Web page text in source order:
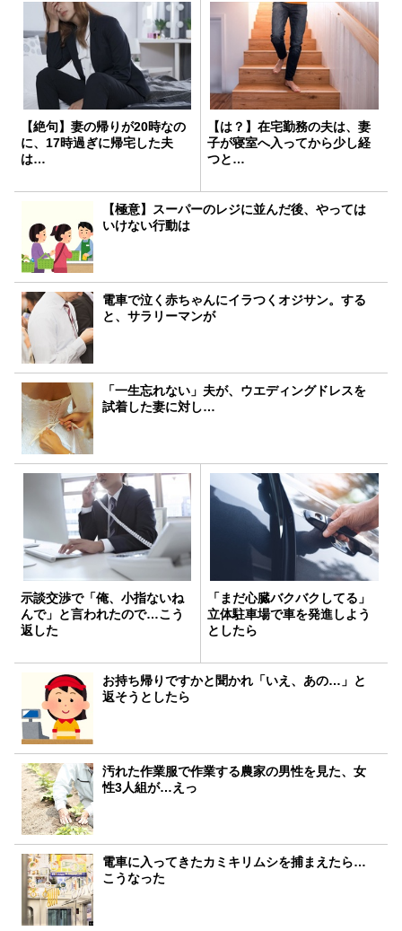
【絶句】妻の帰りが20時なの
に、17時過ぎに帰宅した夫
は…
【は？】在宅勤務の夫は、妻
子が寝室へ入ってから少し経
つと…
【極意】スーパーのレジに並んだ後、やっては
いけない行動は
電車で泣く赤ちゃんにイラつくオジサン。する
と、サラリーマンが
「一生忘れない」夫が、ウエディングドレスを
試着した妻に対し…
示談交渉で「俺、小指ないね
んで」と言われたので…こう
返した
「まだ心臓バクバクしてる」
立体駐車場で車を発進しよう
としたら
お持ち帰りですかと聞かれ「いえ、あの…」と
返そうとしたら
汚れた作業服で作業する農家の男性を見た、女
性3人組が…えっ
電車に入ってきたカミキリムシを捕まえたら…
こうなった